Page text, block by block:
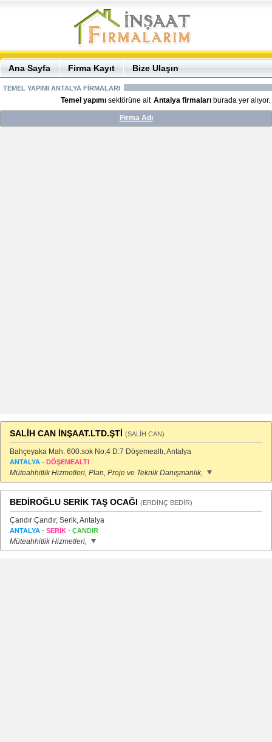
Ana Sayfa Firma Kayıt Bize Ulaşın
TEMEL YAPIMI ANTALYA FİRMALARI
Temel yapımı sektörüne ait Antalya firmaları burada yer alıyor.
Firma Adı
SALİH CAN İNŞAAT.LTD.ŞTİ (SALİH CAN)
Bahçeyaka Mah. 600.sok No:4 D:7 Döşemealtı, Antalya
ANTALYA - DÖŞEMEALTI
Müteahhitlik Hizmetleri, Plan, Proje ve Teknik Danışmanlık,
BEDİROĞLU SERİK TAŞ OCAĞI (ERDİNÇ BEDİR)
Çandır Çandır, Serik, Antalya
ANTALYA - SERİK - ÇANDIR
Müteahhitlik Hizmetleri,